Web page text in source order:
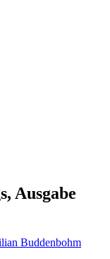
Ausgabe
Buddenbohm